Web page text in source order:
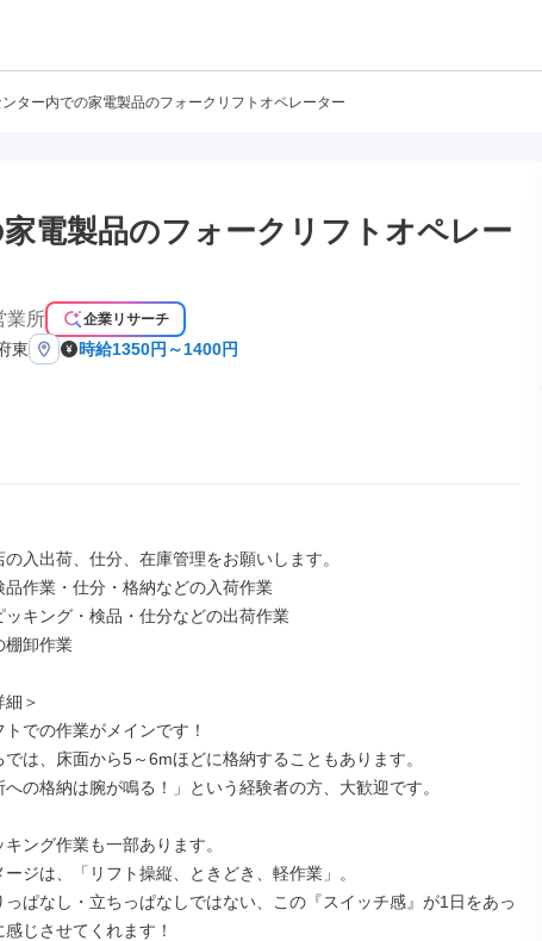
ター内での家電製品のフォークリフトオペレーター
電製品のフォークリフトオペレー
業所 企業リサーチ
東 時給1350円～1400円
入出荷、仕分、在庫管理をお願いします。
品作業・仕分・格納などの入荷作業
ッキング・検品・仕分などの出荷作業
棚卸作業
細＞
トでの作業がメインです！
は、床面から5～6mほどに格納することもあります。
への格納は腕が鳴る！」という経験者の方、大歓迎です。
キング作業も一部あります。
ジは、「リフト操縦、ときどき、軽作業」。
っぱなし・立ちっぱなしではない、この『スイッチ感』が1日をあっ
感じさせてくれます！